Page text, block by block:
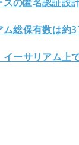
総保有数は約
ーサリアム上